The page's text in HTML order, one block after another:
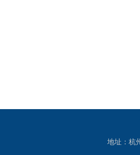
地址：杭